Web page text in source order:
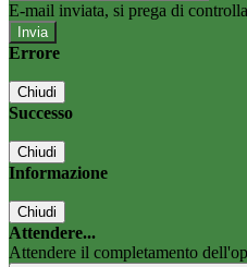
E-mail inviata, si prega di
Errore
Chiudi
Successo
Chiudi
Informazione
Chiudi
Attendere...
Attendere il completamento